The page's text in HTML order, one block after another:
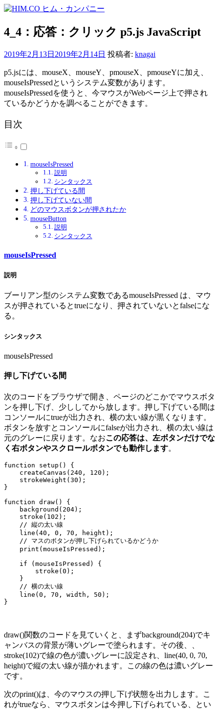
コ
テ
ン
へ
ス
キ
ッ
プ
4_4：応答：クリック p5.js JavaScript
2019年2月13日 2019年2月14日 投稿者: knagai
p5.jsには、mouseX、mouseY、pmouseX、pmouseYに加え、
mouseIsPressedというシステム変数があります。
mouseIsPressedを使うと、今マウスがWebページ上で押され
ているかどうかを調べることができます。
目次
mouseIsPressed
説明
シンタックス
押し下げている間
押し下げていない間
どのマウスボタンが押されたか
mouseButton
説明
シンタックス
mouseIsPressed
説明
ブーリアン型のシステム変数であるmouseIsPressed は、マウ
スが押されているとtrueになり、押されていないとfalseにな
る。
シンタックス
mouseIsPressed
押し下げている間
次のコードをブラウザで開き、ページのどこかでマウスボタ
ンを押し下げ、少ししてから放します。押し下げている間は
コンソールにtrueが出力され、横の太い線が黒くなります。
ボタンを放すとコンソールにfalseが出力され、横の太い線は
元のグレーに戻ります。なおこの応答は、左ボタンだけでな
く右ボタンやスクロールボタンでも動作します。
function setup() {
    createCanvas(240, 120);
    strokeWeight(30);
}
function draw() {
    background(204);
    stroke(102);
    // 縦の太い線
    line(40, 0, 70, height);
    // マスのボタンが押し下げられているかどうか
    print(mouseIsPressed);
    if (mouseIsPressed) {
        stroke(0);
    }
    // 横の太い線
    line(0, 70, width, 50);
}
draw()関数のコードを見ていくと、まずbackground(204)でキ
ャンバスの背景が薄いグレーで塗られます。その後、、
stroke(102)で線の色が濃いグレーに設定され、line(40, 0, 70,
height)で縦の太い線が描かれます。この線の色は濃いグレー
です。
次のprint()は、今のマウスの押し下げ状態を出力します。こ
れがtrueなら、マウスボタンは今押し下げられている、とい